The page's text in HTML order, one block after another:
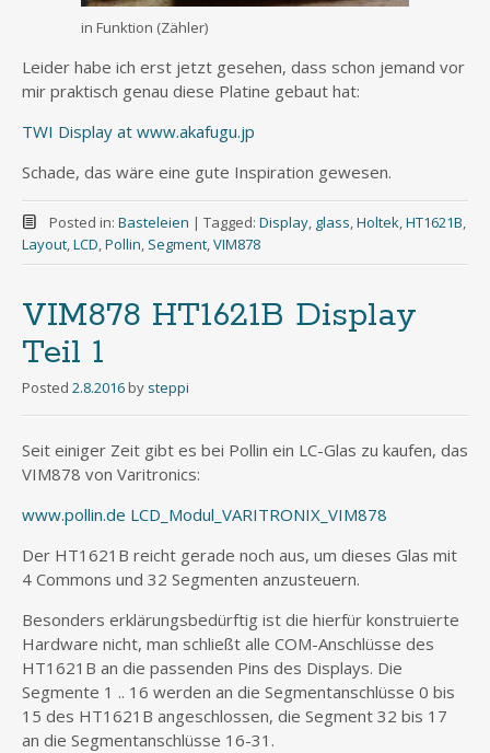
in Funktion (Zähler)
Leider habe ich erst jetzt gesehen, dass schon jemand vor
mir praktisch genau diese Platine gebaut hat:
TWI Display at www.akafugu.jp
Schade, das wäre eine gute Inspiration gewesen.
Posted in: Basteleien | Tagged: Display, glass,Holtek,HT1621B,
Layout,LCD,Pollin, Segment,VIM878
VIM878 HT1621B Display
Teil 1
Posted 2.8.2016 by steppi
Seit einiger Zeit gibt es bei Pollin ein LC-Glas zu kaufen, das
VIM878 von Varitronics:
www.pollin.de LCD_Modul_VARITRONIX_VIM878
Der HT1621B reicht gerade noch aus, um dieses Glas mit
4 Commons und 32 Segmenten anzusteuern.
Besonders erklärungsbedürftig ist die hierfür konstruierte
Hardware nicht, man schließt alle COM-Anschlüsse des
HT1621B an die passenden Pins des Displays. Die
Segmente 1 .. 16 werden an die Segmentanschlüsse 0 bis
15 des HT1621B angeschlossen, die Segment 32 bis 17
an die Segmentanschlüsse 16-31.